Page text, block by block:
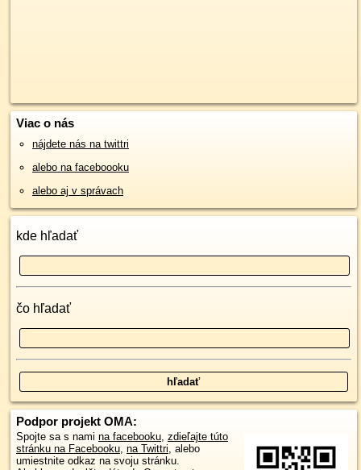
Viac o nás
nájdete nás na twittri
alebo na faceboooku
alebo aj v správach
kde hľadať
čo hľadať
Podpor projekt OMA:
Spojte sa s nami na facebooku, zdieľajte túto
stránku na Facebooku, na Twittri, alebo
umiestnite odkaz na svoju stránku.